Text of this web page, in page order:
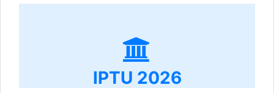
IPTU 2026